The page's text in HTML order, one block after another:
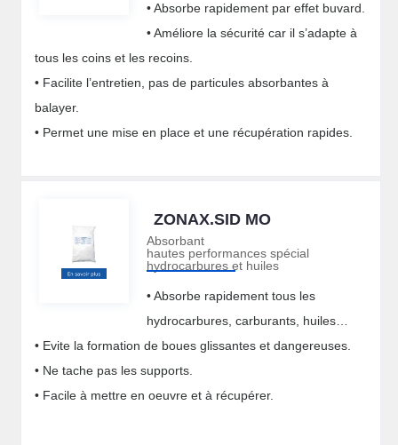
• Absorbe rapidement par effet buvard.
• Améliore la sécurité car il s’adapte à
tous les coins et les recoins.
• Facilite l’entretien, pas de particules absorbantes à
balayer.
• Permet une mise en place et une récupération rapides.
ZONAX.SID MO
Absorbant
hautes performances spécial
hydrocarbures et huiles
• Absorbe rapidement tous les
hydrocarbures, carburants, huiles…
• Evite la formation de boues glissantes et dangereuses.
• Ne tache pas les supports.
• Facile à mettre en oeuvre et à récupérer.